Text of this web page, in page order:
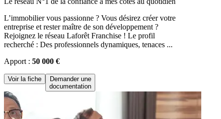
L’immobilier vous passionne ? Vous désirez créer votre
entreprise et rester maître de son développement ?
Rejoignez le réseau Laforêt Franchise ! Le profil
recherché : Des professionnels dynamiques, tenaces ...
Apport : 50 000 €
Voir la fiche
Demander une
documentation